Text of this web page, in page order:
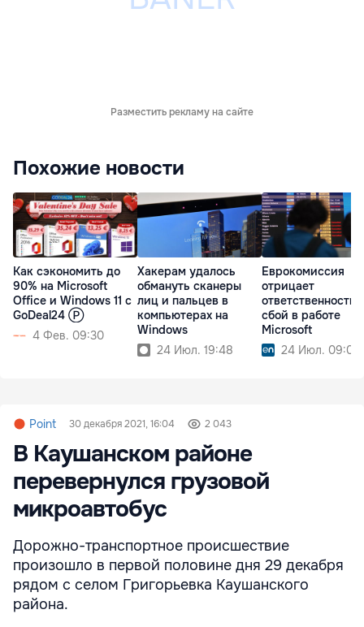
Разместить рекламу на сайте
Похожие новости
Как сэкономить до
90% на Microsoft
Office и Windows 11 с
GoDeal24 Ⓟ
4 Фев. 09:30
Хакерам удалось
обмануть сканеры
лиц и пальцев в
компьютерах на
Windows
24 Июл. 19:48
Еврокомиссия
отрицает
ответственность
сбой в работе
Microsoft
24 Июл. 09:09
Point 30 декабря 2021, 16:04 2 043
В Каушанском районе
перевернулся грузовой
микроавтобус
Дорожно-транспортное происшествие
произошло в первой половине дня 29 декабря
рядом с селом Григорьевка Каушанского
района.